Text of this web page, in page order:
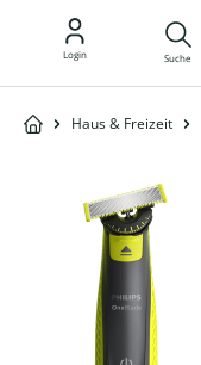
Login Suche
Haus & Freizeit